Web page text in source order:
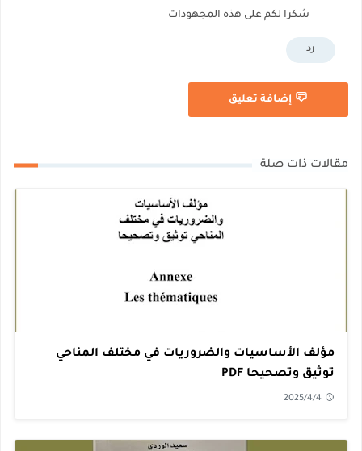
شكرا لكم على هذه المجهودات
رد
إضافة تعليق
مقالات ذات صلة
مؤلف الأساسيات والضروريات في مختلف المناحي
توثيق وتصحيحا PDF
2025/4/4